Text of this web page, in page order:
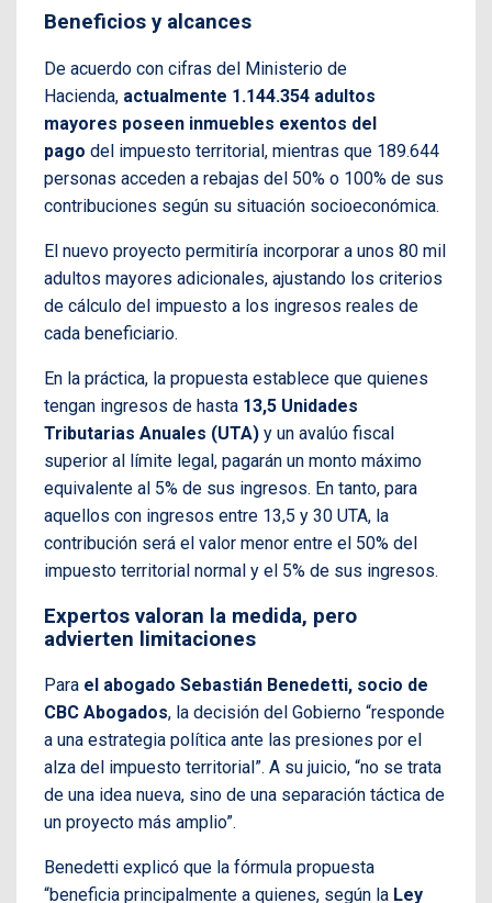
Beneficios y alcances
De acuerdo con cifras del Ministerio de
Hacienda, actualmente 1.144.354 adultos
mayores poseen inmuebles exentos del
pago del impuesto territorial, mientras que 189.644
personas acceden a rebajas del 50% o 100% de sus
contribuciones según su situación socioeconómica.
El nuevo proyecto permitiría incorporar a unos 80 mil
adultos mayores adicionales, ajustando los criterios
de cálculo del impuesto a los ingresos reales de
cada beneficiario.
En la práctica, la propuesta establece que quienes
tengan ingresos de hasta 13,5 Unidades
Tributarias Anuales (UTA) y un avalúo fiscal
superior al límite legal, pagarán un monto máximo
equivalente al 5% de sus ingresos. En tanto, para
aquellos con ingresos entre 13,5 y 30 UTA, la
contribución será el valor menor entre el 50% del
impuesto territorial normal y el 5% de sus ingresos.
Expertos valoran la medida, pero
advierten limitaciones
Para el abogado Sebastián Benedetti, socio de
CBC Abogados, la decisión del Gobierno “responde
a una estrategia política ante las presiones por el
alza del impuesto territorial”. A su juicio, “no se trata
de una idea nueva, sino de una separación táctica de
un proyecto más amplio”.
Benedetti explicó que la fórmula propuesta
“beneficia principalmente a quienes, según la Ley